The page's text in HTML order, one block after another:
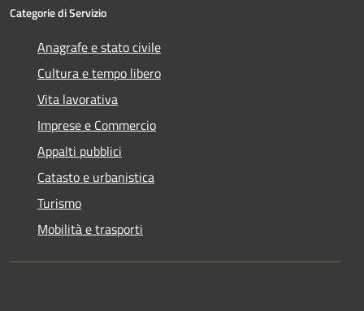
Categorie di Servizio
Anagrafe e stato civile
Cultura e tempo libero
Vita lavorativa
Imprese e Commercio
Appalti pubblici
Catasto e urbanistica
Turismo
Mobilità e trasporti